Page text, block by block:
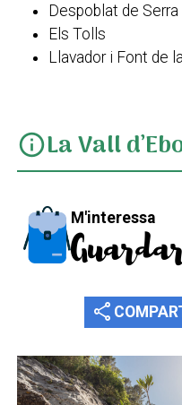
Despoblat de Serra
Els Tolls
Llavador i Font de
infoLa Vall
M'interessa
share